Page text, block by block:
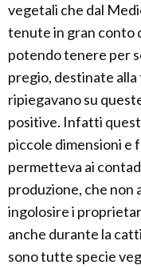
vegetali che dal
tenute in gran conto
potendo tenere per
pregio, destinate
ripiegavano su
positive. Infatti
piccole dimensioni e
permetteva ai
produzione, che non
ingolosire i
anche durante la
sono tutte specie